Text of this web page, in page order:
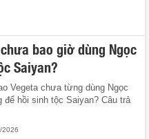
bao giờ dùng Ngọc
Saiyan?
Vegeta chưa từng dùng Ngọc
để hồi sinh tộc Saiyan? Câu trả
2026